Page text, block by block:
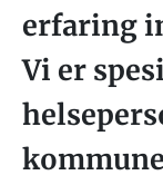
erfaring
Vi er